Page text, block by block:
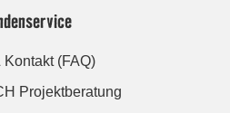
Kontakt (FAQ)
Projektberatung